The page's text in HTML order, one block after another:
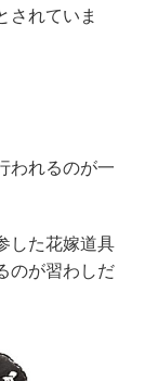
されていま
われるのが一
した花嫁道具
のが習わしだ